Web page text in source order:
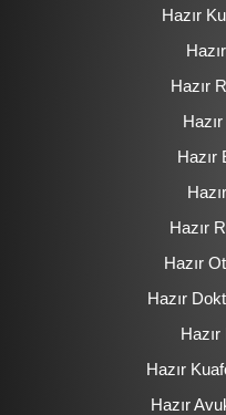
Hazır
Hazır
Hazır
Hazır
Hazır
Hazır
Hazır
Hazır